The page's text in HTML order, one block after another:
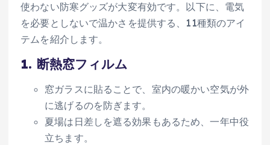
使わない防寒グッズが大変有効です。以下に、電気
を必要としないで温かさを提供する、11種類のアイ
テムを紹介します。
1. 断熱窓フィルム
窓ガラスに貼ることで、室内の暖かい空気が外
に逃げるのを防ぎます。
夏場は日差しを遮る効果もあるため、一年中役
立ちます。